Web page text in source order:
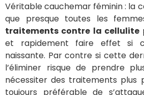
Véritable cauchemar féminin : la
que presque toutes les
traitements contre la cellulite
et rapidement faire effet si
naissante. Par contre si cette
l’éliminer risque de prendre
nécessiter des traitements plus
toujours préférable de